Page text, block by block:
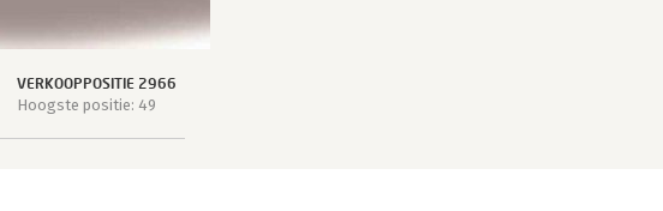
VERKOOPPOSITIE 2966
Hoogste positie: 49